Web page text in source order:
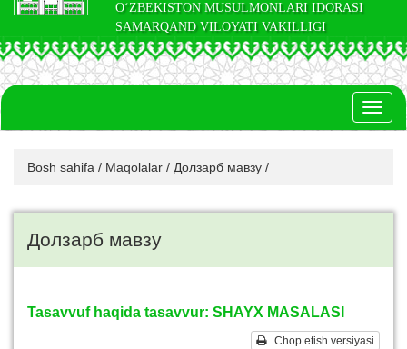
O‘ZBEKISTON MUSULMONLARI IDORASI
SAMARQAND VILOYATI VAKILLIGI
Bosh sahifa / Maqolalar / Долзарб мавзу /
Долзарб мавзу
Tasavvuf haqida tasavvur: SHAYX MASALASI
Chop etish versiyasi